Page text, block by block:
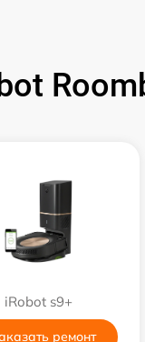
iRobot s9+
ремонт